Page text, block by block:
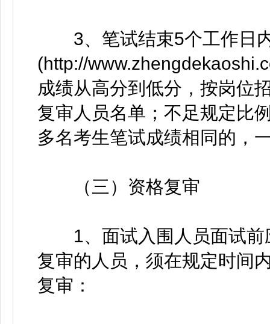
3、笔试结束5个工作日内
(http://
成绩从高分到低分，按岗位
复审人员名单；不足规定比
多名考生笔试成绩相同的，
（三）资格复审
1、面试入围人员面试前
复审的人员，须在规定时间
复审：